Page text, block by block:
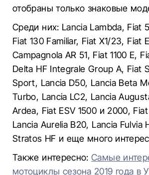
отобраны только знаковые
Среди них: Lancia Lambda, Fiat
Fiat 130 Familiar, Fiat X1/23, Fiat
Campagnola AR 51, Fiat 1100 E,
Delta HF Integralе Group A, Fiat
Sport, Lancia D50, Lancia Beta
Turbo, Lancia LC2, Lancia
Ardea, Fiat ESV 1500 и 2000,
Lancia Aurelia B20, Lancia Fulvia
Stratos HF и еще много
Также интересно:Самые
мотоциклы сезона 2019 года в